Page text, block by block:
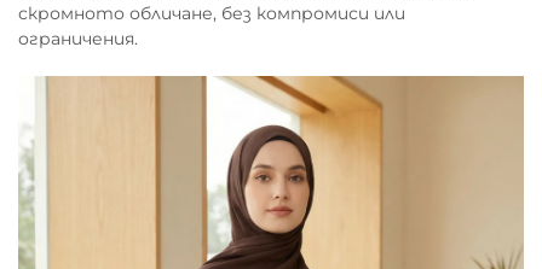
скромното обличане, без компромиси или
ограничения.